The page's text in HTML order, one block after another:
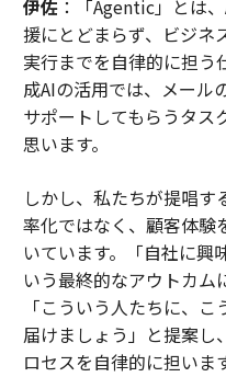
伊佐：「Agentic」とは
援にとどまらず、ビジネ
実行までを自律的に担う
成AIの活用では、メール
サポートしてもらうタス
思います。
しかし、私たちが提唱
率化ではなく、顧客体験
いています。「自社に興
いう最終的なアウトカム
「こういう人たちに、
届けましょう」と提案し
ロセスを自律的に担いま